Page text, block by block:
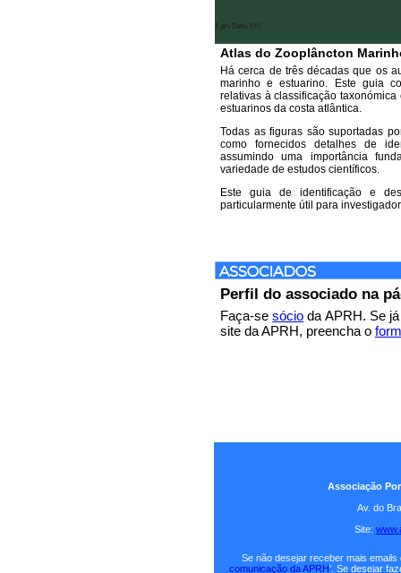
Atlas do Zooplâncton
Há cerca de três décadas que os
marinho e estuarino. Este guia
relativas à classificação
estuarinos da costa atlântica.
Todas as figuras são suportadas
como fornecidos detalhes de
assumindo uma importância
variedade de estudos científicos.
Este guia de identificação e
particularmente útil para
Perfil do associado na
Faça-sesócio da APRH. Se
site da APRH, preencha o
Associação
Av. do
Site:
Se não desejar receber mais
comunicação da APRH'. Se desejar